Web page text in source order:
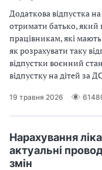
Додаткова відпустка
отримати батько, який
працівникам, які
як розрахувати таку
відпустки воєнний
відпустку на дітей за
19 травня 2026
Нарахування
актуальні
змін